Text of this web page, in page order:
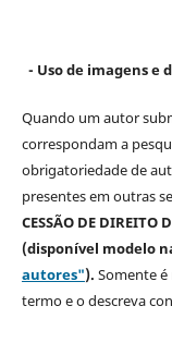
- Uso de imagens e
Quando um autor
correspondam a
obrigatoriedade de
presentes em outras
CESSÃO DE DIREITO
(disponível modelo
autores"). Somente
termo e o descreva